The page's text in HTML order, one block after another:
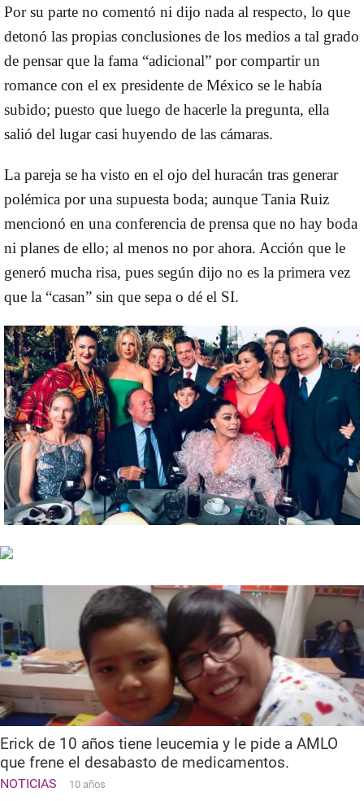
Por su parte no comentó ni dijo nada al respecto, lo que
detonó las propias conclusiones de los medios a tal grado
de pensar que la fama “adicional” por compartir un
romance con el ex presidente de México se le había
subido; puesto que luego de hacerle la pregunta, ella
salió del lugar casi huyendo de las cámaras.
La pareja se ha visto en el ojo del huracán tras generar
polémica por una supuesta boda; aunque Tania Ruiz
mencionó en una conferencia de prensa que no hay boda
ni planes de ello; al menos no por ahora. Acción que le
generó mucha risa, pues según dijo no es la primera vez
que la “casan” sin que sepa o dé el SI.
Erick de 10 años tiene leucemia y le pide a AMLO
que frene el desabasto de medicamentos.
NOTICIAS 10 años